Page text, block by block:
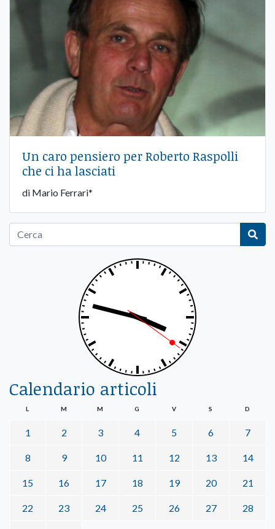
Un caro pensiero per Roberto Raspolli
che ci ha lasciati
di Mario Ferrari*
Calendario articoli
L M M G V S D
1 2 3 4 5 6 7
8 9 10 11 12 13 14
15 16 17 18 19 20 21
22 23 24 25 26 27 28